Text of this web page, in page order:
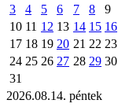
3
4 5 6 7 8
9
10 11 12 13 14 15 16
17 18 19 20 21 22 23
24 25 26 27 28 29 30
31
2026.08.14. péntek